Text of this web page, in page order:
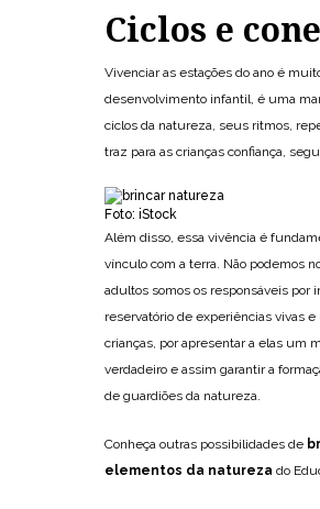
Ciclos e
Vivenciar as estações do ano é
desenvolvimento infantil, é uma
ciclos da natureza, seus ritmos,
traz para as crianças confiança,
Foto: iStock
Além disso, essa vivência é
vínculo com a terra. Não podemos
adultos somos os responsáveis por
reservatório de experiências vivas e
crianças, por apresentar a elas um
verdadeiro e assim garantir a
de guardiões da natureza.
Conheça outras possibilidades de
elementos da natureza do